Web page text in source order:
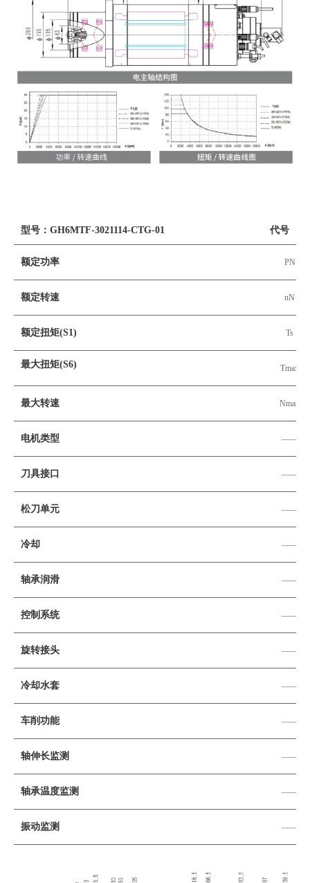
型号：GH6MTF-3021114-CTG-01 代号
额定功率 PN
额定转速 nN
额定扭矩(S1) Ts
最大扭矩(S6) Tmax
最大转速 Nmax
电机类型 ——
刀具接口 ——
松刀单元 ——
冷却 ——
轴承润滑 ——
控制系统 ——
旋转接头 ——
冷却水套 ——
车削功能 ——
轴伸长监测 ——
轴承温度监测 ——
振动监测 ——